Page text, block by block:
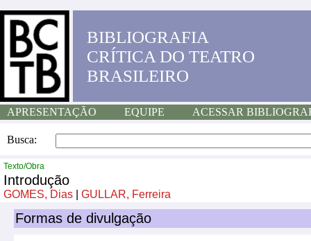
BIBLIOGRAFIA
CRÍTICA DO TEATRO
BRASILEIRO
APRESENTAÇÃO EQUIPE ACESSAR
Busca:
Texto/Obra
Introdução
GOMES, Dias GULLAR, Ferreira
Formas de divulgação